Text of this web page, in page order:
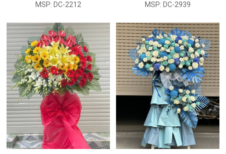
MSP: DC-2212
MSP: DC-2939
Mua ngay Mua ngay